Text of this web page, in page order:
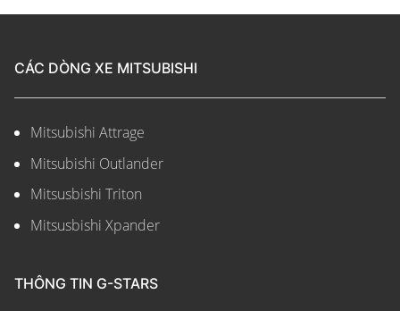
CÁC DÒNG XE MITSUBISHI
Mitsubishi Attrage
Mitsubishi Outlander
Mitsusbishi Triton
Mitsusbishi Xpander
THÔNG TIN G-STARS